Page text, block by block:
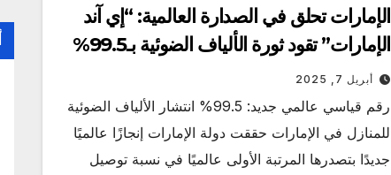
الإمارات تحلق في الصدارة العالمية: “إي آند
الإمارات” تقود ثورة الألياف الضوئية بـ99.5%
انتشار للمنازل
أبريل 7, 2025
رقم قياسي عالمي جديد: 99.5% انتشار الألياف الضوئية
للمنازل في الإمارات حققت دولة الإمارات إنجازًا عالميًا
جديدًا بتصدرها المرتبة الأولى عالميًا في نسبة توصيل